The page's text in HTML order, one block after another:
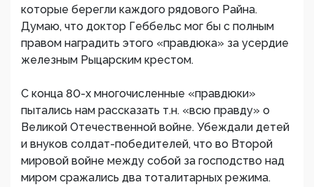
которые берегли каждого рядового Райна.
Думаю, что доктор Геббельс мог бы с полным
правом наградить этого «правдюка» за усердие
железным Рыцарским крестом.
С конца 80-х многочисленные «правдюки»
пытались нам рассказать т.н. «всю правду» о
Великой Отечественной войне. Убеждали детей
и внуков солдат-победителей, что во Второй
мировой войне между собой за господство над
миром сражались два тоталитарных режима.